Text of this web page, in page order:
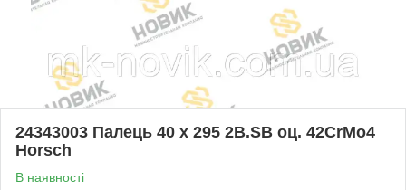
24343003 Палець 40 x 295 2B.SB оц. 42CrMo4
Horsch
В наявності